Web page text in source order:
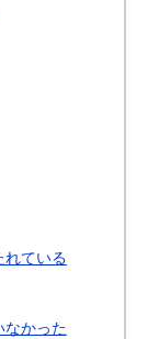
れている
なかった